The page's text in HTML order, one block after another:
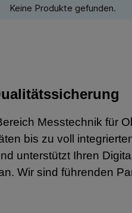
Keine Produkte gefunden.
Messtechnik für
bis zu voll
unterstützt Ihren
Wir sind führenden